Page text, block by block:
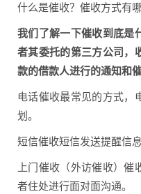
什么是催收？催收方式有哪
我们了解一下催收到底是
者其委托的第三方公司，
款的借款人进行的通知和
电话催收最常见的方式，
划。
短信催收短信发送提醒信
上门催收（外访催收）
者住处进行面对面沟通。